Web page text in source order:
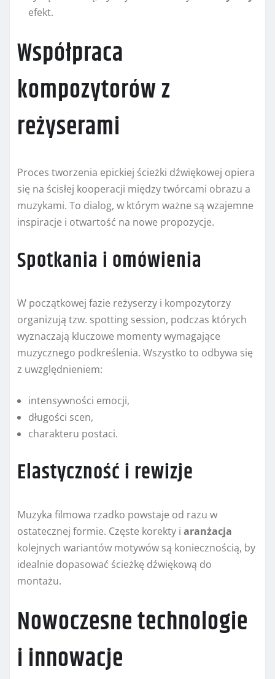
efekt.
Współpraca
kompozytorów z
reżyserami
Proces tworzenia epickiej ścieżki dźwiękowej opiera
się na ścisłej kooperacji między twórcami obrazu a
muzykami. To dialog, w którym ważne są wzajemne
inspiracje i otwartość na nowe propozycje.
Spotkania i omówienia
W początkowej fazie reżyserzy i kompozytorzy
organizują tzw. spotting session, podczas których
wyznaczają kluczowe momenty wymagające
muzycznego podkreślenia. Wszystko to odbywa się
z uwzględnieniem:
intensywności emocji,
długości scen,
charakteru postaci.
Elastyczność i rewizje
Muzyka filmowa rzadko powstaje od razu w
ostatecznej formie. Częste korekty i aranżacja
kolejnych wariantów motywów są koniecznością, by
idealnie dopasować ścieżkę dźwiękową do
montażu.
Nowoczesne technologie
i innowacje